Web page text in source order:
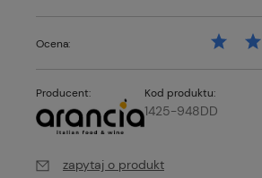
Ocena:
Producent: Kod produktu:
1425-948DD
zapytaj o produkt